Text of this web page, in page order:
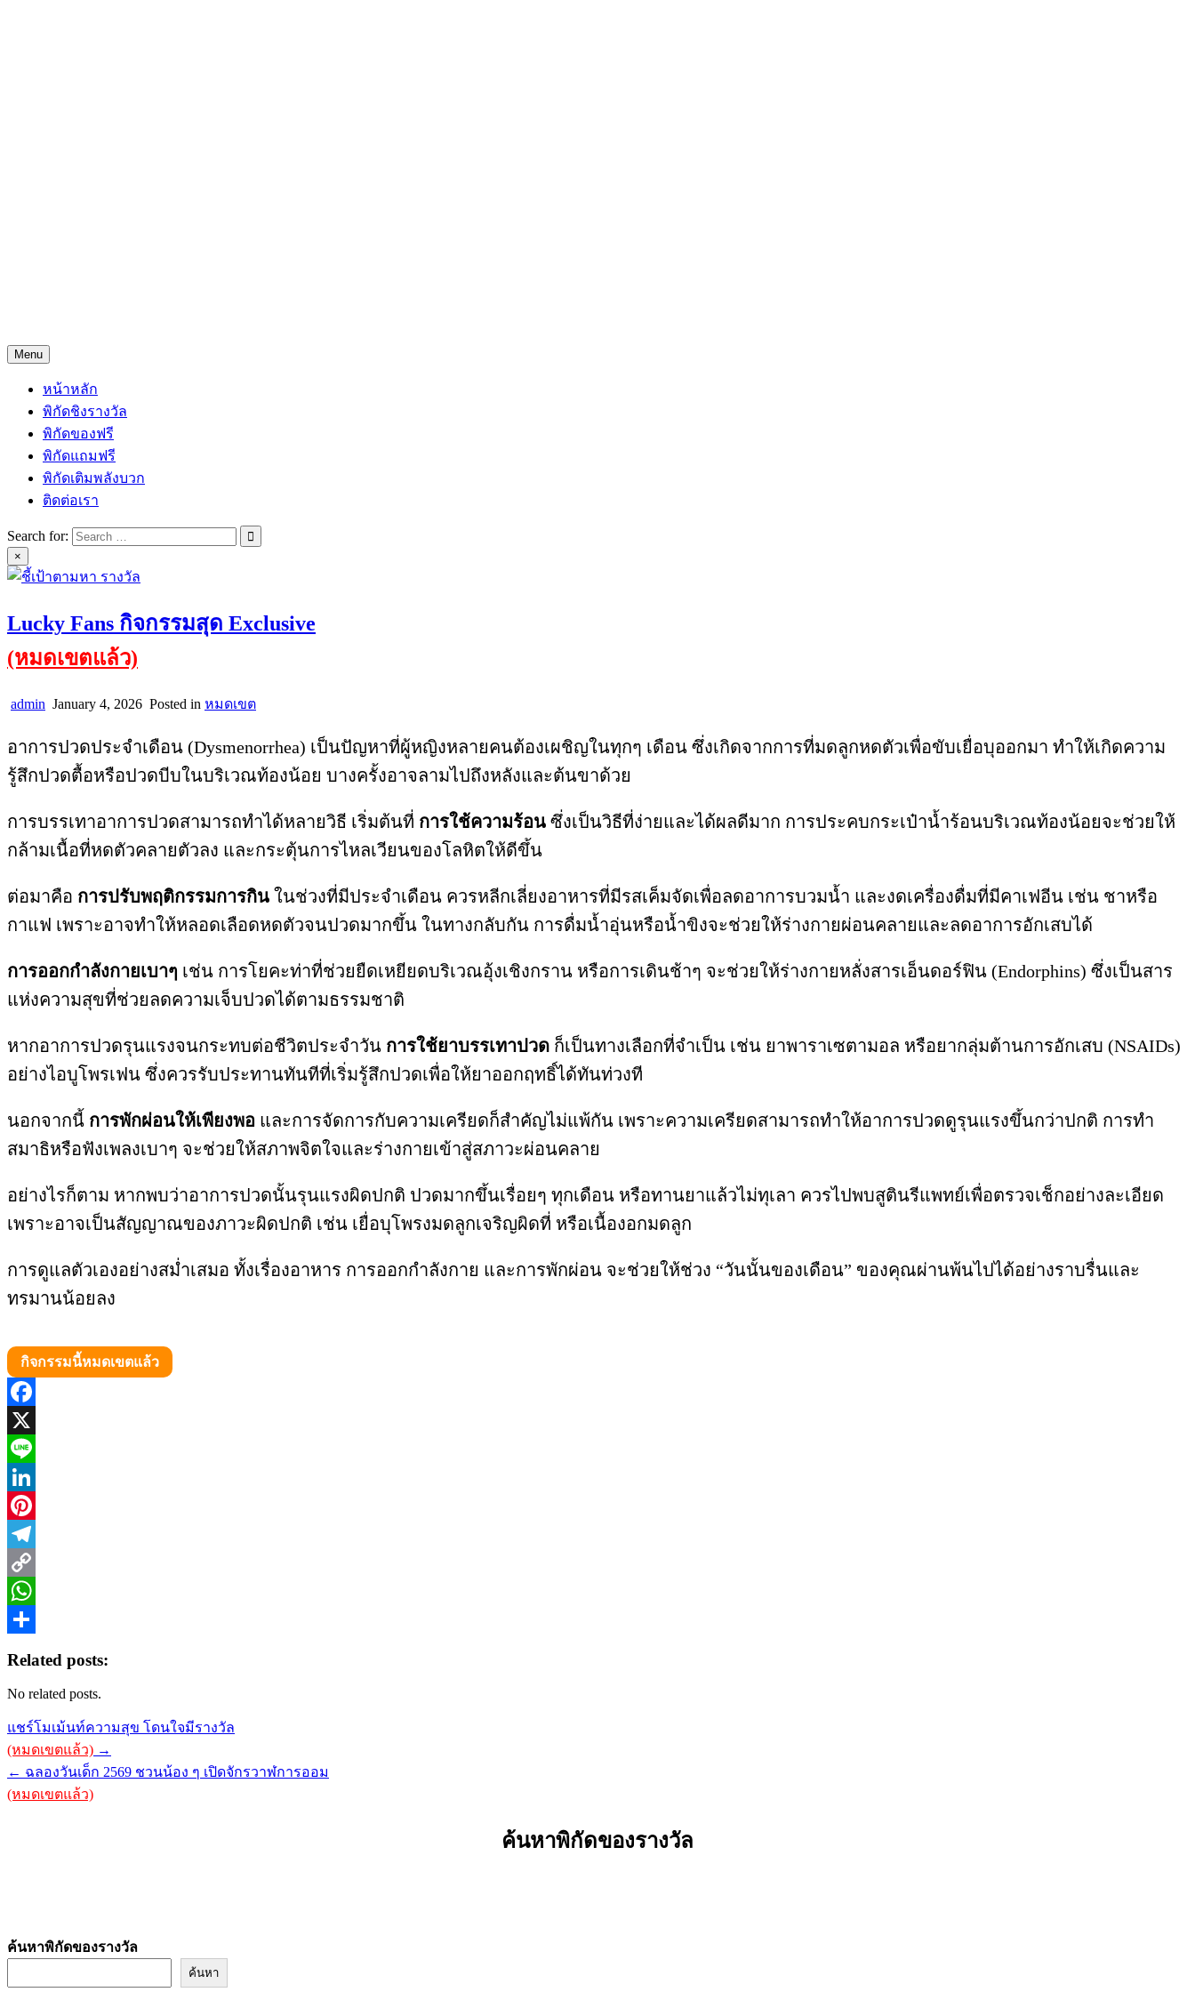
Menu
หน้าหลัก
พิกัดชิงรางวัล
พิกัดของฟรี
พิกัดแถมฟรี
พิกัดเติมพลังบวก
ติดต่อเรา
Search for:
×
Lucky Fans กิจกรรมสุด Exclusive
(หมดเขตแล้ว)
admin January 4, 2026 Posted in หมดเขต
อาการปวดประจำเดือน (Dysmenorrhea) เป็นปัญหาที่ผู้หญิงหลายคนต้องเผชิญในทุกๆ เดือน ซึ่งเกิดจากการที่มดลูกหดตัวเพื่อขับเยื่อบุออกมา ทำให้เกิดความ
รู้สึกปวดตื้อหรือปวดบีบในบริเวณท้องน้อย บางครั้งอาจลามไปถึงหลังและต้นขาด้วย
การบรรเทาอาการปวดสามารถทำได้หลายวิธี เริ่มต้นที่ การใช้ความร้อน ซึ่งเป็นวิธีที่ง่ายและได้ผลดีมาก การประคบกระเป๋าน้ำร้อนบริเวณท้องน้อยจะช่วยให้
กล้ามเนื้อที่หดตัวคลายตัวลง และกระตุ้นการไหลเวียนของโลหิตให้ดีขึ้น
ต่อมาคือ การปรับพฤติกรรมการกิน ในช่วงที่มีประจำเดือน ควรหลีกเลี่ยงอาหารที่มีรสเค็มจัดเพื่อลดอาการบวมน้ำ และงดเครื่องดื่มที่มีคาเฟอีน เช่น ชาหรือ
กาแฟ เพราะอาจทำให้หลอดเลือดหดตัวจนปวดมากขึ้น ในทางกลับกัน การดื่มน้ำอุ่นหรือน้ำขิงจะช่วยให้ร่างกายผ่อนคลายและลดอาการอักเสบได้
การออกกำลังกายเบาๆ เช่น การโยคะท่าที่ช่วยยืดเหยียดบริเวณอุ้งเชิงกราน หรือการเดินช้าๆ จะช่วยให้ร่างกายหลั่งสารเอ็นดอร์ฟิน (Endorphins) ซึ่งเป็นสาร
แห่งความสุขที่ช่วยลดความเจ็บปวดได้ตามธรรมชาติ
หากอาการปวดรุนแรงจนกระทบต่อชีวิตประจำวัน การใช้ยาบรรเทาปวด ก็เป็นทางเลือกที่จำเป็น เช่น ยาพาราเซตามอล หรือยากลุ่มต้านการอักเสบ (NSAIDs)
อย่างไอบูโพรเฟน ซึ่งควรรับประทานทันทีที่เริ่มรู้สึกปวดเพื่อให้ยาออกฤทธิ์ได้ทันท่วงที
นอกจากนี้ การพักผ่อนให้เพียงพอ และการจัดการกับความเครียดก็สำคัญไม่แพ้กัน เพราะความเครียดสามารถทำให้อาการปวดดูรุนแรงขึ้นกว่าปกติ การทำ
สมาธิหรือฟังเพลงเบาๆ จะช่วยให้สภาพจิตใจและร่างกายเข้าสู่สภาวะผ่อนคลาย
อย่างไรก็ตาม หากพบว่าอาการปวดนั้นรุนแรงผิดปกติ ปวดมากขึ้นเรื่อยๆ ทุกเดือน หรือทานยาแล้วไม่ทุเลา ควรไปพบสูตินรีแพทย์เพื่อตรวจเช็กอย่างละเอียด
เพราะอาจเป็นสัญญาณของภาวะผิดปกติ เช่น เยื่อบุโพรงมดลูกเจริญผิดที่ หรือเนื้องอกมดลูก
การดูแลตัวเองอย่างสม่ำเสมอ ทั้งเรื่องอาหาร การออกกำลังกาย และการพักผ่อน จะช่วยให้ช่วง “วันนั้นของเดือน” ของคุณผ่านพ้นไปได้อย่างราบรื่นและ
ทรมานน้อยลง
กิจกรรมนี้หมดเขตแล้ว
Facebook
X
Line
LinkedIn
Pinterest
Telegram
Copy
Link
WhatsApp
Related posts:
No related posts.
Post
navigation
แชร์โมเม้นท์ความสุข โดนใจมีรางวัล
(หมดเขตแล้ว) →
← ฉลองวันเด็ก 2569 ชวนน้อง ๆ เปิดจักรวาฬการออม
(หมดเขตแล้ว)
ค้นหาพิกัดของรางวัล
ค้นหาพิกัดของรางวัล
ค้นหา